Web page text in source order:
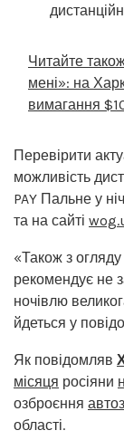
Читайте
мені»: на
вимагання
Перевірити
можливість
PAY Пальне у
та на сайті
«Також з
рекомендує не
ночівлю
йдеться у
Як повідомляв
місяця росіяни
озброєння
області.